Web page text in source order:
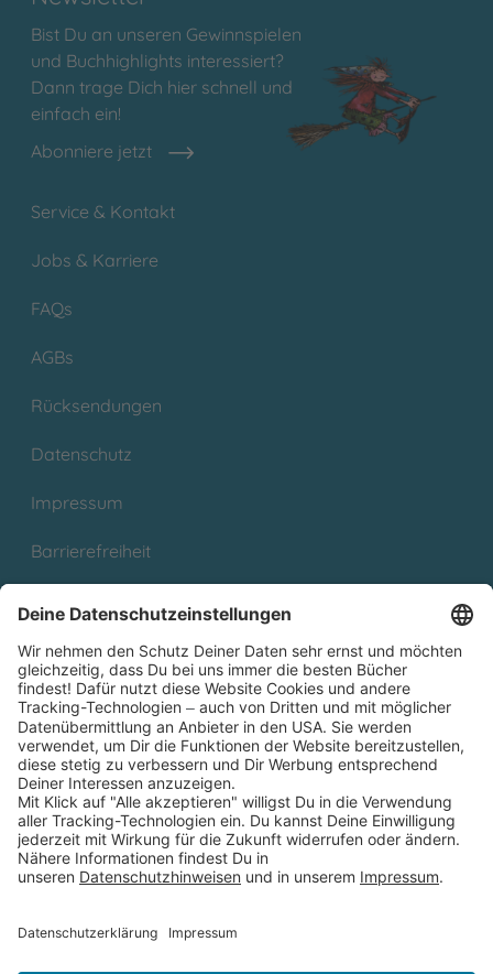
Bist Du an unseren Gewinnspielen
und Buchhighlights interessiert?
Dann trage Dich hier schnell und
einfach ein!
Abonniere jetzt
Service & Kontakt
Jobs & Karriere
FAQs
AGBs
Rücksendungen
Datenschutz
Impressum
Barrierefreiheit
Partnerprogramm (Affiliate)
Folge uns auf
* Versandkostenfrei ab 9,00 € Bestellwert innerhalb
Deutschlands
** Lieferzeit 1-3 Werktage innerhalb Deutschlands
Thienemann-Esslinger Verlag GmbH, Blumenstraße 36, D-70182